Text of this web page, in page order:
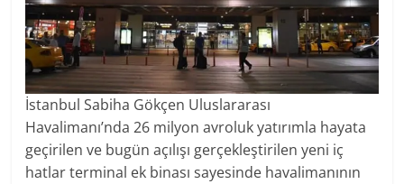
İstanbul Sabiha Gökçen Uluslararası
Havalimanı’nda 26 milyon avroluk yatırımla hayata
geçirilen ve bugün açılışı gerçekleştirilen yeni iç
hatlar terminal ek binası sayesinde havalimanının